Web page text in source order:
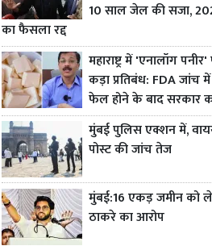
10 साल जेल की सजा,
का फैसला रद्द
महाराष्ट्र में 'एनालॉग
कड़ा प्रतिबंध: FDA जांच
फेल होने के बाद सरकार
मुंबई पुलिस एक्शन में,
पोस्ट की जांच तेज
मुंबई:16 एकड़ जमीन को
ठाकरे का आरोप